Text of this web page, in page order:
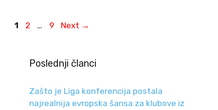
Page
1 Page
2 … Page
9 Next →
Poslednji članci
Zašto je Liga konferencija postala
najrealnija evropska šansa za klubove iz